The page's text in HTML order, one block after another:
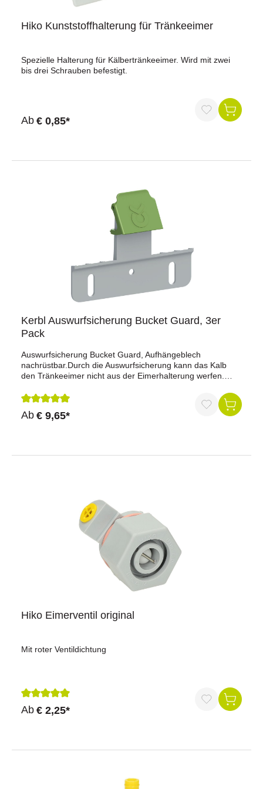
Hiko Kunststoffhalterung für Tränkeeimer
Spezielle Halterung für Kälbertränkeeimer. Wird mit zwei
bis drei Schrauben befestigt.
Ab € 0,85*
Kerbl Auswurfsicherung Bucket Guard, 3er
Pack
Auswurfsicherung Bucket Guard, Aufhängeblech
nachrüstbar.Durch die Auswurfsicherung kann das Kalb
den Tränkeeimer nicht aus der Eimerhalterung werfen.
Kälberhüttenumzäunungen.geeignet für alle
TränkeeimerMaterial: Kunststoffkann an bestehende
Aufhängebleche (unsere Artikel-Nr.: 130183) nachgerüstet
Durchschnittliche Bewertung von 5 von 5 Sternen
Ab € 9,65*
Hiko Eimerventil original
Mit roter Ventildichtung
Durchschnittliche Bewertung von 5 von 5 Sternen
Ab € 2,25*